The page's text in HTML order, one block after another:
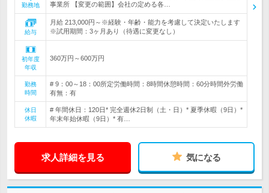
勤務地
事業所 【変更の範囲】会社の定める各…
給与
月給 213,000円～※経験・年齢・能力を考慮して決定いたします
※試用期間：3ヶ月あり（待遇に変更なし）
初年度
年収
360万円～600万円
勤務
時間
# 9：00～18：00所定労働時間：8時間休憩時間：60分時間外労働
有無：有
休日
休暇
# 年間休日：120日* 完全週休2日制（土・日）* 夏季休暇（9日）*
年末年始休暇（9日）* 有…
求人詳細を見る 気になる